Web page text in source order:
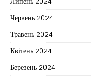
Червень 2024
Травень 2024
Квітень 2024
Березень 2024